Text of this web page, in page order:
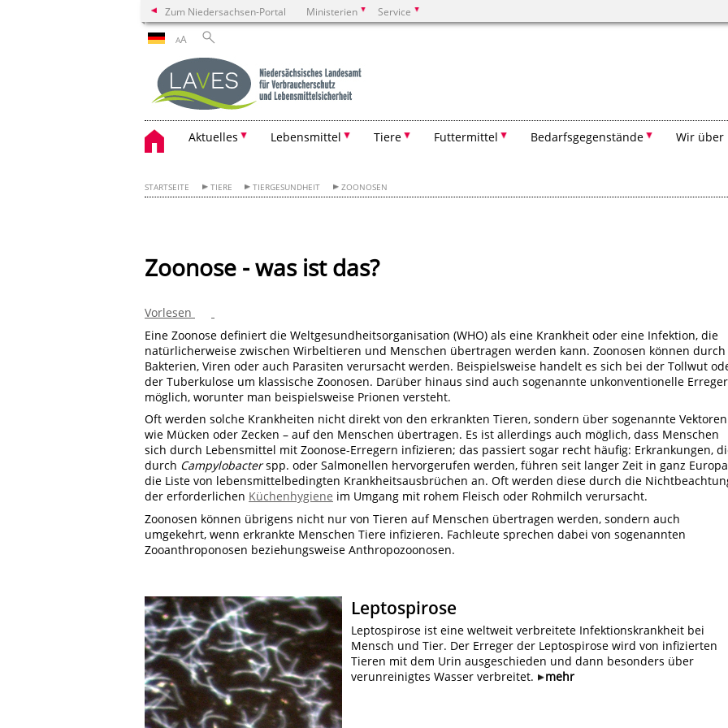
Zum Niedersachsen-Portal Ministerien Service
AA
Aktuelles Lebensmittel Tiere Futtermittel Bedarfsgegenstände Wir über
STARTSEITE TIERE TIERGESUNDHEIT ZOONOSEN
Zoonose - was ist das?
Vorlesen
Eine Zoonose definiert die Weltgesundheitsorganisation (WHO) als eine Krankheit oder eine Infektion, die
natürlicherweise zwischen Wirbeltieren und Menschen übertragen werden kann. Zoonosen können durch
Bakterien, Viren oder auch Parasiten verursacht werden. Beispielsweise handelt es sich bei der Tollwut
der Tuberkulose um klassische Zoonosen. Darüber hinaus sind auch sogenannte unkonventionelle Erreger
möglich, worunter man beispielsweise Prionen versteht.
Oft werden solche Krankheiten nicht direkt von den erkrankten Tieren, sondern über sogenannte
wie Mücken oder Zecken – auf den Menschen übertragen. Es ist allerdings auch möglich, dass Menschen
sich durch Lebensmittel mit Zoonose-Erregern infizieren; das passiert sogar recht häufig: Erkrankungen,
durch Campylobacterspp. oder Salmonellen hervorgerufen werden, führen seit langer Zeit in ganz Europa
die Liste von lebensmittelbedingten Krankheitsausbrüchen an. Oft werden diese durch die
der erforderlichen Küchenhygiene im Umgang mit rohem Fleisch oder Rohmilch verursacht.
Zoonosen können übrigens nicht nur von Tieren auf Menschen übertragen werden, sondern auch
umgekehrt, wenn erkrankte Menschen Tiere infizieren. Fachleute sprechen dabei von sogenannten
Zooanthroponosen beziehungsweise Anthropozoonosen.
Leptospirose
Leptospirose ist eine weltweit verbreitete Infektionskrankheit bei
Mensch und Tier. Der Erreger der Leptospirose wird von infizierten
Tieren mit dem Urin ausgeschieden und dann besonders über
verunreinigtes Wasser verbreitet.
mehr